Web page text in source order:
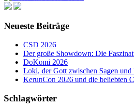
Neueste Beiträge
CSD 2026
Der große Showdown: Die
DoKomi 2026
Loki, der Gott zwischen Sagen und
KerunCon 2026 und die beliebten
Schlagwörter